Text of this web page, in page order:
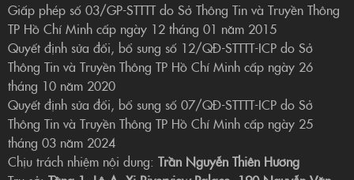
Giấp phép số 03/GP-STTTT do Sở Thông Tin và Truyền Thông
TP Hồ Chí Minh cấp ngày 12 tháng 01 năm 2015
Quyết định sửa đổi, bổ sung số 12/QĐ-STTTT-ICP do Sở
Thông Tin và Truyền Thông TP Hồ Chí Minh cấp ngày 26
tháng 10 năm 2020
Quyết định sửa đổi, bổ sung số 07/QĐ-STTTT-ICP do Sở
Thông Tin và Truyền Thông TP Hồ Chí Minh cấp ngày 25
tháng 03 năm 2024
Chịu trách nhiệm nội dung: Trần Nguyễn Thiên Hương